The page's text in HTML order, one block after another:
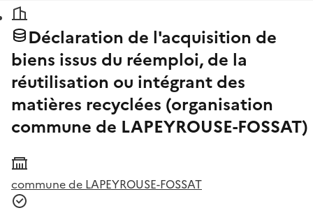
Déclaration de l'acquisition de
biens issus du réemploi, de la
réutilisation ou intégrant des
matières recyclées (organisation
commune de LAPEYROUSE-FOSSAT)
commune de LAPEYROUSE-FOSSAT